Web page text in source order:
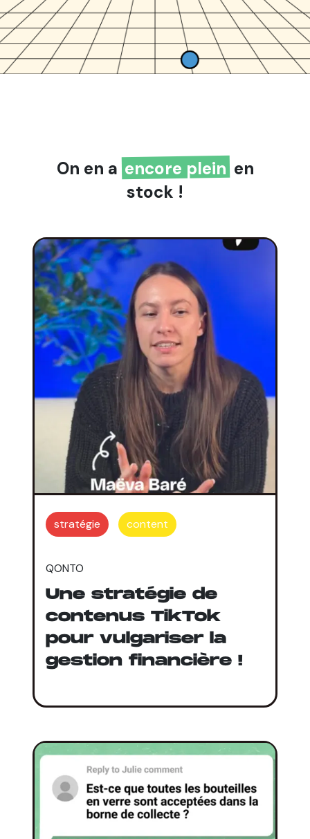
On en aencore pleinen
stock !
stratégie content
QONTO
Une stratégie de
contenus TikTok
pour vulgariser la
gestion financière !